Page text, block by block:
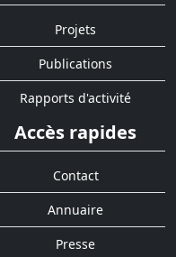
Projets
Publications
Rapports d'activité
Accès rapides
Contact
Annuaire
Presse